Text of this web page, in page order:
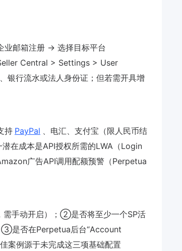
邮箱注册 → 选择目标平台
Central > Settings > User
银行流水或法人身份证；但若需开具增
持 PayPal 、电汇、支付宝（限人民币结
在成本是API授权所需的LWA（Login
广告API调用配额预警（Perpetua
手动开启）；②是否将至少一个SP活
③是否在Perpetua后台“Account
案例源于未完成这三项基础配置